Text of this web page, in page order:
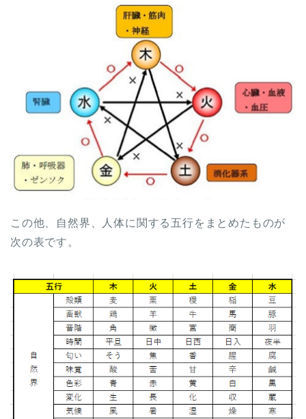
この他、自然界、人体に関する五行をまとめたものが
次の表です。